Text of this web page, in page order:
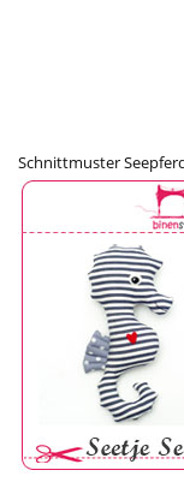
Schnittmuster